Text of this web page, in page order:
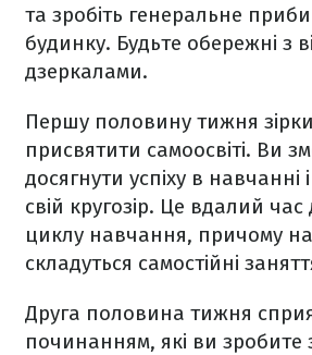
та зробіть генеральне
будинку. Будьте обережні з
дзеркалами.
Першу половину тижня
присвятити самоосвіті. Ви
досягнути успіху в навчанні
свій кругозір. Це вдалий
циклу навчання, причому
складуться самостійні
Друга половина тижня
починанням, які ви зробите